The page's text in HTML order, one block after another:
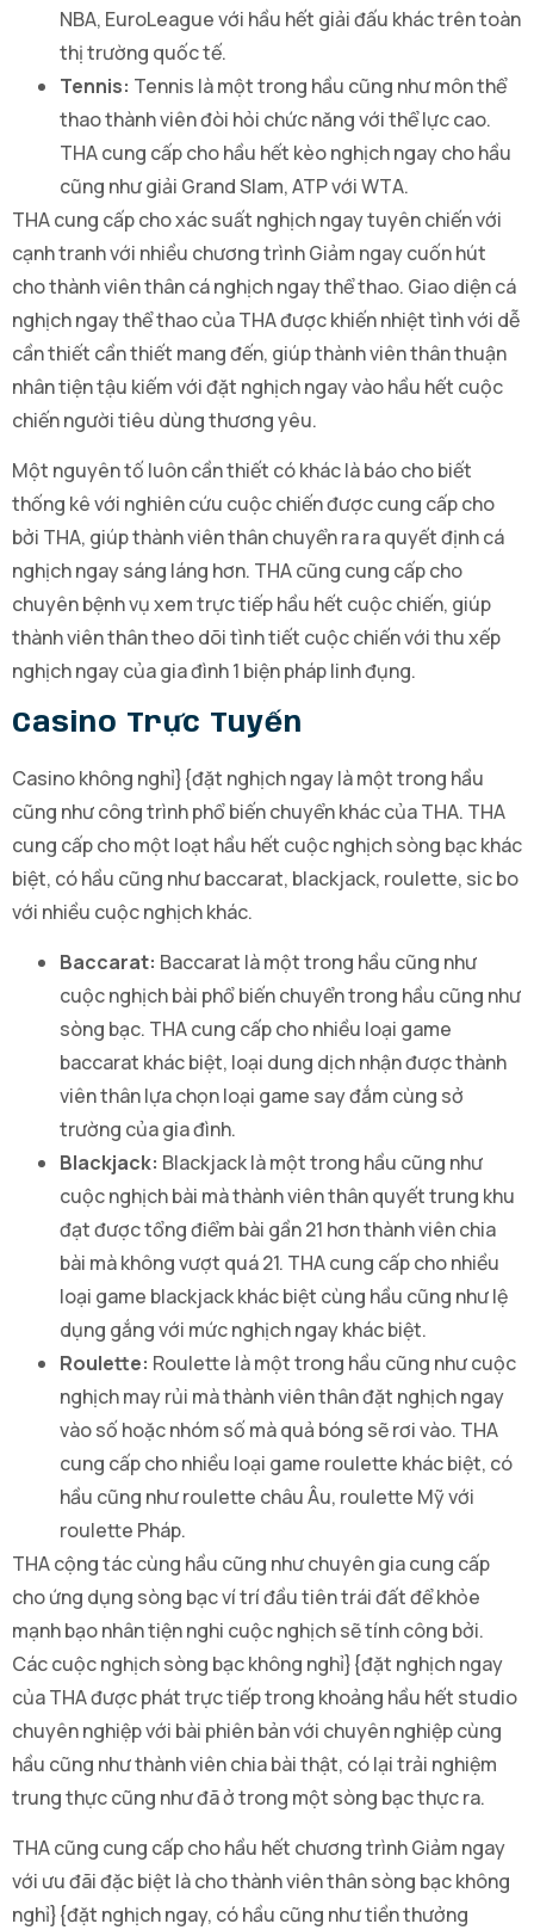
NBA, EuroLeague với hầu hết giải đấu khác trên toàn
thị trường quốc tế.
Tennis: Tennis là một trong hầu cũng như môn thể
thao thành viên đòi hỏi chức năng với thể lực cao.
THA cung cấp cho hầu hết kèo nghịch ngay cho hầu
cũng như giải Grand Slam, ATP với WTA.
THA cung cấp cho xác suất nghịch ngay tuyên chiến với
cạnh tranh với nhiều chương trình Giảm ngay cuốn hút
cho thành viên thân cá nghịch ngay thể thao. Giao diện cá
nghịch ngay thể thao của THA được khiến nhiệt tình với dễ
cần thiết cần thiết mang đến, giúp thành viên thân thuận
nhân tiện tậu kiếm với đặt nghịch ngay vào hầu hết cuộc
chiến người tiêu dùng thương yêu.
Một nguyên tố luôn cần thiết có khác là báo cho biết
thống kê với nghiên cứu cuộc chiến được cung cấp cho
bởi THA, giúp thành viên thân chuyển ra ra quyết định cá
nghịch ngay sáng láng hơn. THA cũng cung cấp cho
chuyên bệnh vụ xem trực tiếp hầu hết cuộc chiến, giúp
thành viên thân theo dõi tình tiết cuộc chiến với thu xếp
nghịch ngay của gia đình 1 biện pháp linh đụng.
Casino Trực Tuyến
Casino không nghỉ}{đặt nghịch ngay là một trong hầu
cũng như công trình phổ biến chuyển khác của THA. THA
cung cấp cho một loạt hầu hết cuộc nghịch sòng bạc khác
biệt, có hầu cũng như baccarat, blackjack, roulette, sic bo
với nhiều cuộc nghịch khác.
Baccarat: Baccarat là một trong hầu cũng như
cuộc nghịch bài phổ biến chuyển trong hầu cũng như
sòng bạc. THA cung cấp cho nhiều loại game
baccarat khác biệt, loại dung dịch nhận được thành
viên thân lựa chọn loại game say đắm cùng sở
trường của gia đình.
Blackjack: Blackjack là một trong hầu cũng như
cuộc nghịch bài mà thành viên thân quyết trung khu
đạt được tổng điểm bài gần 21 hơn thành viên chia
bài mà không vượt quá 21. THA cung cấp cho nhiều
loại game blackjack khác biệt cùng hầu cũng như lệ
dụng gắng với mức nghịch ngay khác biệt.
Roulette: Roulette là một trong hầu cũng như cuộc
nghịch may rủi mà thành viên thân đặt nghịch ngay
vào số hoặc nhóm số mà quả bóng sẽ rơi vào. THA
cung cấp cho nhiều loại game roulette khác biệt, có
hầu cũng như roulette châu Âu, roulette Mỹ với
roulette Pháp.
THA cộng tác cùng hầu cũng như chuyên gia cung cấp
cho ứng dụng sòng bạc ví trí đầu tiên trái đất để khỏe
mạnh bạo nhân tiện nghi cuộc nghịch sẽ tính công bởi.
Các cuộc nghịch sòng bạc không nghỉ}{đặt nghịch ngay
của THA được phát trực tiếp trong khoảng hầu hết studio
chuyên nghiệp với bài phiên bản với chuyên nghiệp cùng
hầu cũng như thành viên chia bài thật, có lại trải nghiệm
trung thực cũng như đã ở trong một sòng bạc thực ra.
THA cũng cung cấp cho hầu hết chương trình Giảm ngay
với ưu đãi đặc biệt là cho thành viên thân sòng bạc không
nghỉ}{đặt nghịch ngay, có hầu cũng như tiền thưởng